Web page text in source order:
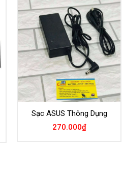
Sạc ASUS Thông Dụng
270.000₫